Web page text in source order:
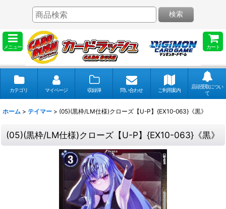
メニュー カート
検索
カテゴリ マイページ 収録弾 問い合わせ ご利用案内
店頭受取につい
て
ホーム > テイマー > (05)(黒枠/LM仕様)クローズ【U-P】{EX10-063}《黒》
(05)(黒枠/LM仕様)クローズ【U-P】{EX10-063}《黒》